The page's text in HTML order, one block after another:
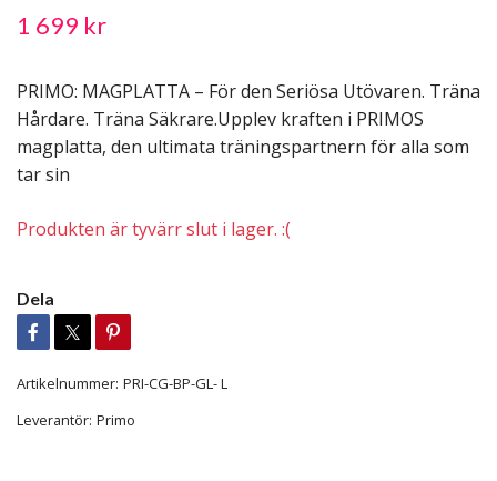
1 699 kr
PRIMO: MAGPLATTA – För den Seriösa Utövaren. Träna
Hårdare. Träna Säkrare.Upplev kraften i PRIMOS
magplatta, den ultimata träningspartnern för alla som
tar sin
Produkten är tyvärr slut i lager. :(
Dela
Artikelnummer: PRI-CG-BP-GL- L
Leverantör: Primo